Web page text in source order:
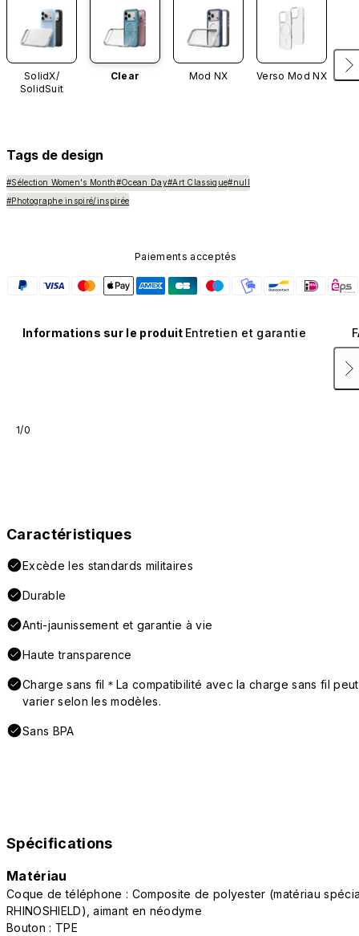
SolidX/
SolidSuit
Clear Mod NX Verso Mod NX
Tags de design
#Sélection Women's Month#Ocean Day#Art Classique#null
#Photographe inspiré/inspirée
Paiements acceptés
Informations sur le produit Entretien et garantie
1/0
Caractéristiques
Excède les standards militaires
Durable
Anti-jaunissement et garantie à vie
Haute transparence
Charge sans fil＊La compatibilité avec la charge sans fil peut
varier selon les modèles.
Sans BPA
Spécifications
Matériau
Coque de téléphone : Composite de polyester (matériau
RHINOSHIELD), aimant en néodyme
Bouton : TPE